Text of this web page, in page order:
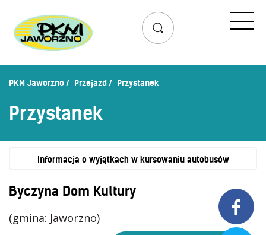

Przejazd
Lista przystanków
Zaplanuj podróż – wyszukiwarka połączeń
Schemat linii nocnych
Uprawnienia do ulg
PKM Jaworzno Przejazd Przystanek
Przystanek
Informacja o wyjątkach w kursowaniu autobusów
Byczyna Dom Kultury
(gmina: Jaworzno)